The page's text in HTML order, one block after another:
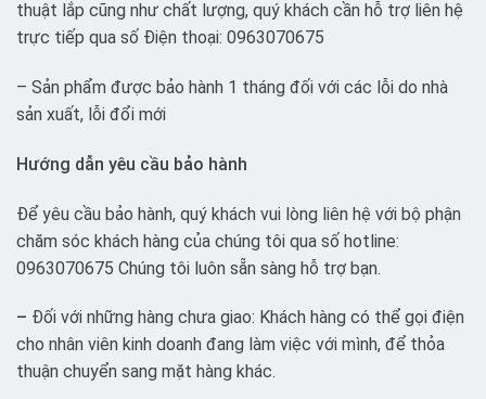
thuật lắp cũng như chất lượng, quý khách cần hỗ trợ liên hệ
trực tiếp qua số Điện thoại: 0963070675
– Sản phẩm được bảo hành 1 tháng đối với các lỗi do nhà
sản xuất, lỗi đổi mới
Hướng dẫn yêu cầu bảo hành
Để yêu cầu bảo hành, quý khách vui lòng liên hệ với bộ phận
chăm sóc khách hàng của chúng tôi qua số hotline:
0963070675 Chúng tôi luôn sẵn sàng hỗ trợ bạn.
– Đối với những hàng chưa giao: Khách hàng có thể gọi điện
cho nhân viên kinh doanh đang làm việc với mình, để thỏa
thuận chuyển sang mặt hàng khác.